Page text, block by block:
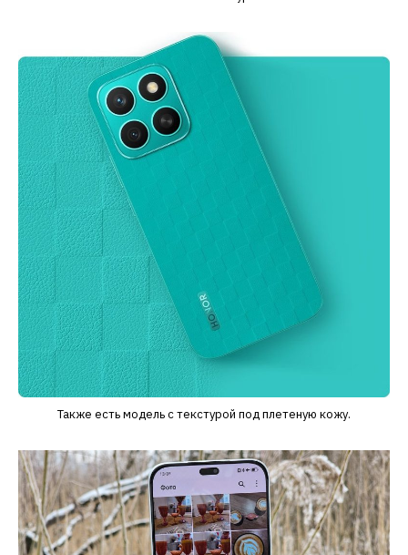
Также есть модель с текстурой под плетеную кожу.